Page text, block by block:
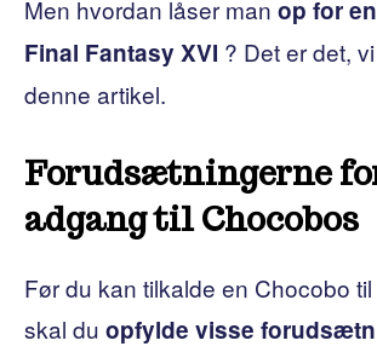
Men hvordan låser man op for
Final Fantasy XVI ? Det er det,
denne artikel.
Forudsætningerne
adgang til Chocobos
Før du kan tilkalde en Chocobo
skal du opfylde visse